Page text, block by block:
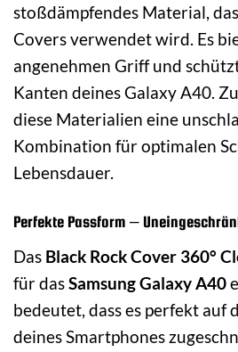
stoßdämpfendes Material,
Covers verwendet wird. Es
angenehmen Griff und
Kanten deines Galaxy A40.
diese Materialien eine
Kombination für optimalen
Lebensdauer.
Perfekte Passform –
Das Black Rock Cover 360°
für dasSamsung Galaxy A40
bedeutet, dass es perfekt auf
deines Smartphones